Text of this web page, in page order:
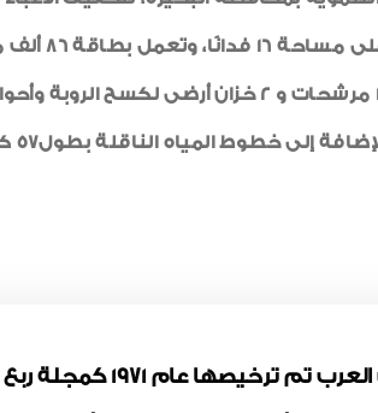
ومبنى المرشحات ويحتوى على 10 مرشحات
إلى خطوط المياه الناقلة بطول57 كم.
مجلة المقاولون